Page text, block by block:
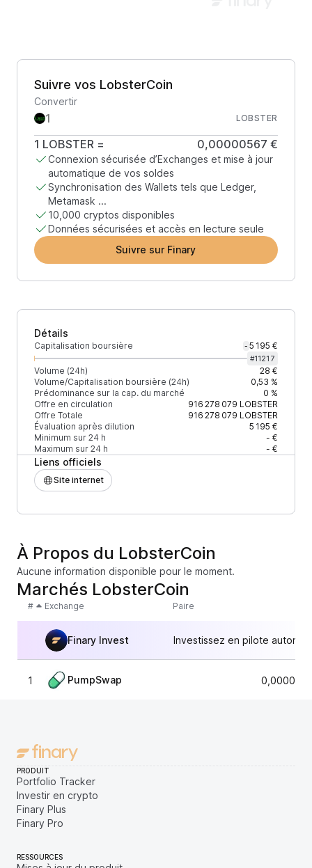
Suivre vos LobsterCoin
Convertir
LOBSTER
1 LOBSTER = 0,00000567 €
Connexion sécurisée d’Exchanges et mise à jour
automatique de vos soldes
Synchronisation des Wallets tels que Ledger,
Metamask ...
10,000 cryptos disponibles
Données sécurisées et accès en lecture seule
Suivre sur Finary
Détails
Capitalisation boursière - 5 195 €
#11217
Volume (24h)
28 €
Volume/Capitalisation boursière (24h)
0,53 %
Prédominance sur la cap. du marché
0 %
Offre en circulation
916 278 079 LOBSTER
Offre Totale
916 278 079 LOBSTER
Évaluation après dilution
5 195 €
Minimum sur 24 h
- €
Maximum sur 24 h
- €
Liens officiels
Site internet
À Propos du LobsterCoin
Aucune information disponible pour le moment.
Marchés LobsterCoin
# Exchange Paire
Finary Invest Investissez en pilote
1 PumpSwap
PRODUIT
Portfolio Tracker
Investir en crypto
Finary Plus
Finary Pro
RESSOURCES